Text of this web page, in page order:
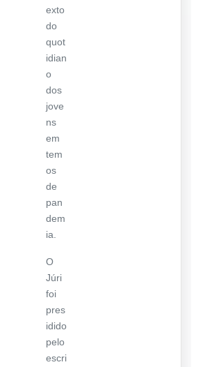
exto
do
quot
idian
o
dos
jove
ns
em
tem
os
de
pan
dem
ia.
O
Júri
foi
pres
idido
pelo
escri